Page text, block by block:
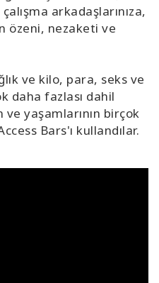
arkadaşlarınıza,
özeni, nezaketi ve
ve kilo, para, seks ve
daha fazlası dahil
yaşamlarının birçok
Bars'ı kullandılar.